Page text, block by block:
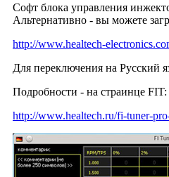
Софт блока управления
Альтернативно - вы можете
http://www.healtech-
Для переключения на Русский
Подробности - на страинце FIT:
http://www.healtech.ru/fi-tuner-